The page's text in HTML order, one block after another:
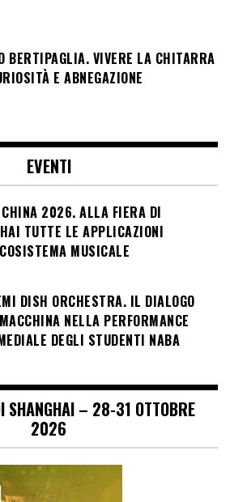
BERTIPAGLIA. VIVERE LA CHITARRA
E ABNEGAZIONE
EVENTI
2026. ALLA FIERA DI
TUTTE LE APPLICAZIONI
MUSICALE
DISH ORCHESTRA. IL DIALOGO
NELLA PERFORMANCE
DEGLI STUDENTI NABA
SHANGHAI – 28-31 OTTOBRE
2026